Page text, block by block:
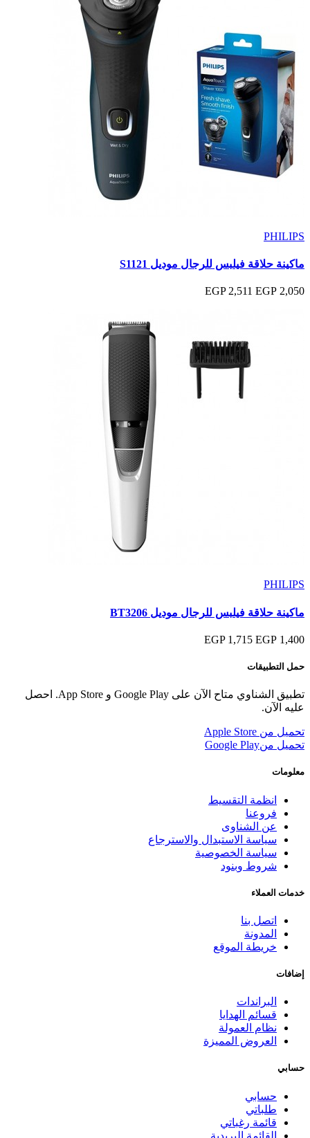
PHILIPS
ماكينة حلاقة فيلبس للرجال موديل S1121
2,050 EGP
2,511 EGP
PHILIPS
ماكينة حلاقة فيلبس للرجال موديل BT3206
1,400 EGP
1,715 EGP
حمل التطبيقات
تطبيق الشناوي متاح الآن على Google Play و App Store. احصل
عليه الآن.
تحميل من Apple Store
تحميل منGoogle Play
معلومات
انظمة التقسيط
فروعنا
عن الشناوى
سياسة الاستبدال والاسترجاع
سياسة الخصوصية
شروط وبنود
خدمات العملاء
اتصل بنا
المدونة
خريطة الموقع
إضافات
البراندات
قسائم الهدايا
نظام العمولة
العروض المميزة
حسابي
حسابي
طلباتي
قائمة رغباتي
القائمة البريدية